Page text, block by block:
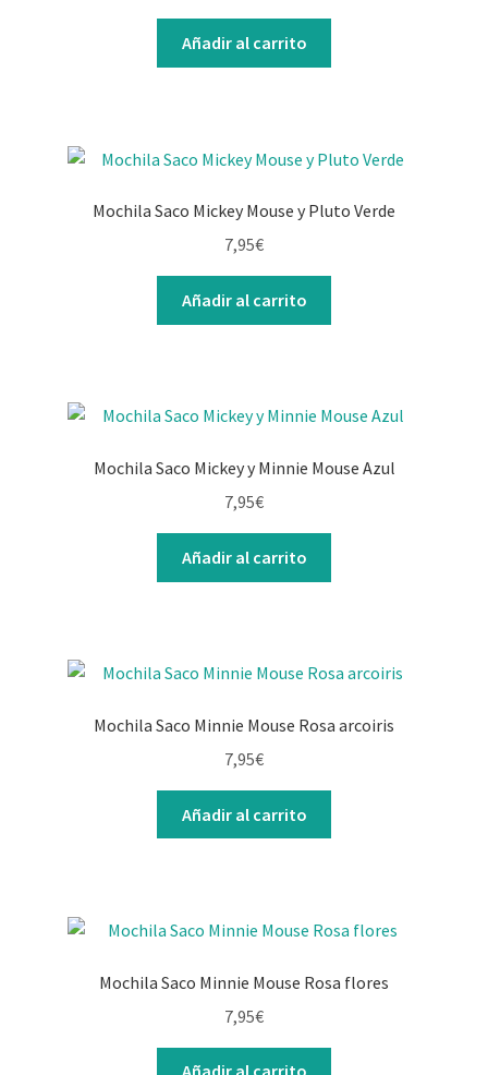
Añadir al carrito
Mochila Saco Mickey Mouse y Pluto Verde
7,95€
Añadir al carrito
Mochila Saco Mickey y Minnie Mouse Azul
7,95€
Añadir al carrito
Mochila Saco Minnie Mouse Rosa arcoiris
7,95€
Añadir al carrito
Mochila Saco Minnie Mouse Rosa flores
7,95€